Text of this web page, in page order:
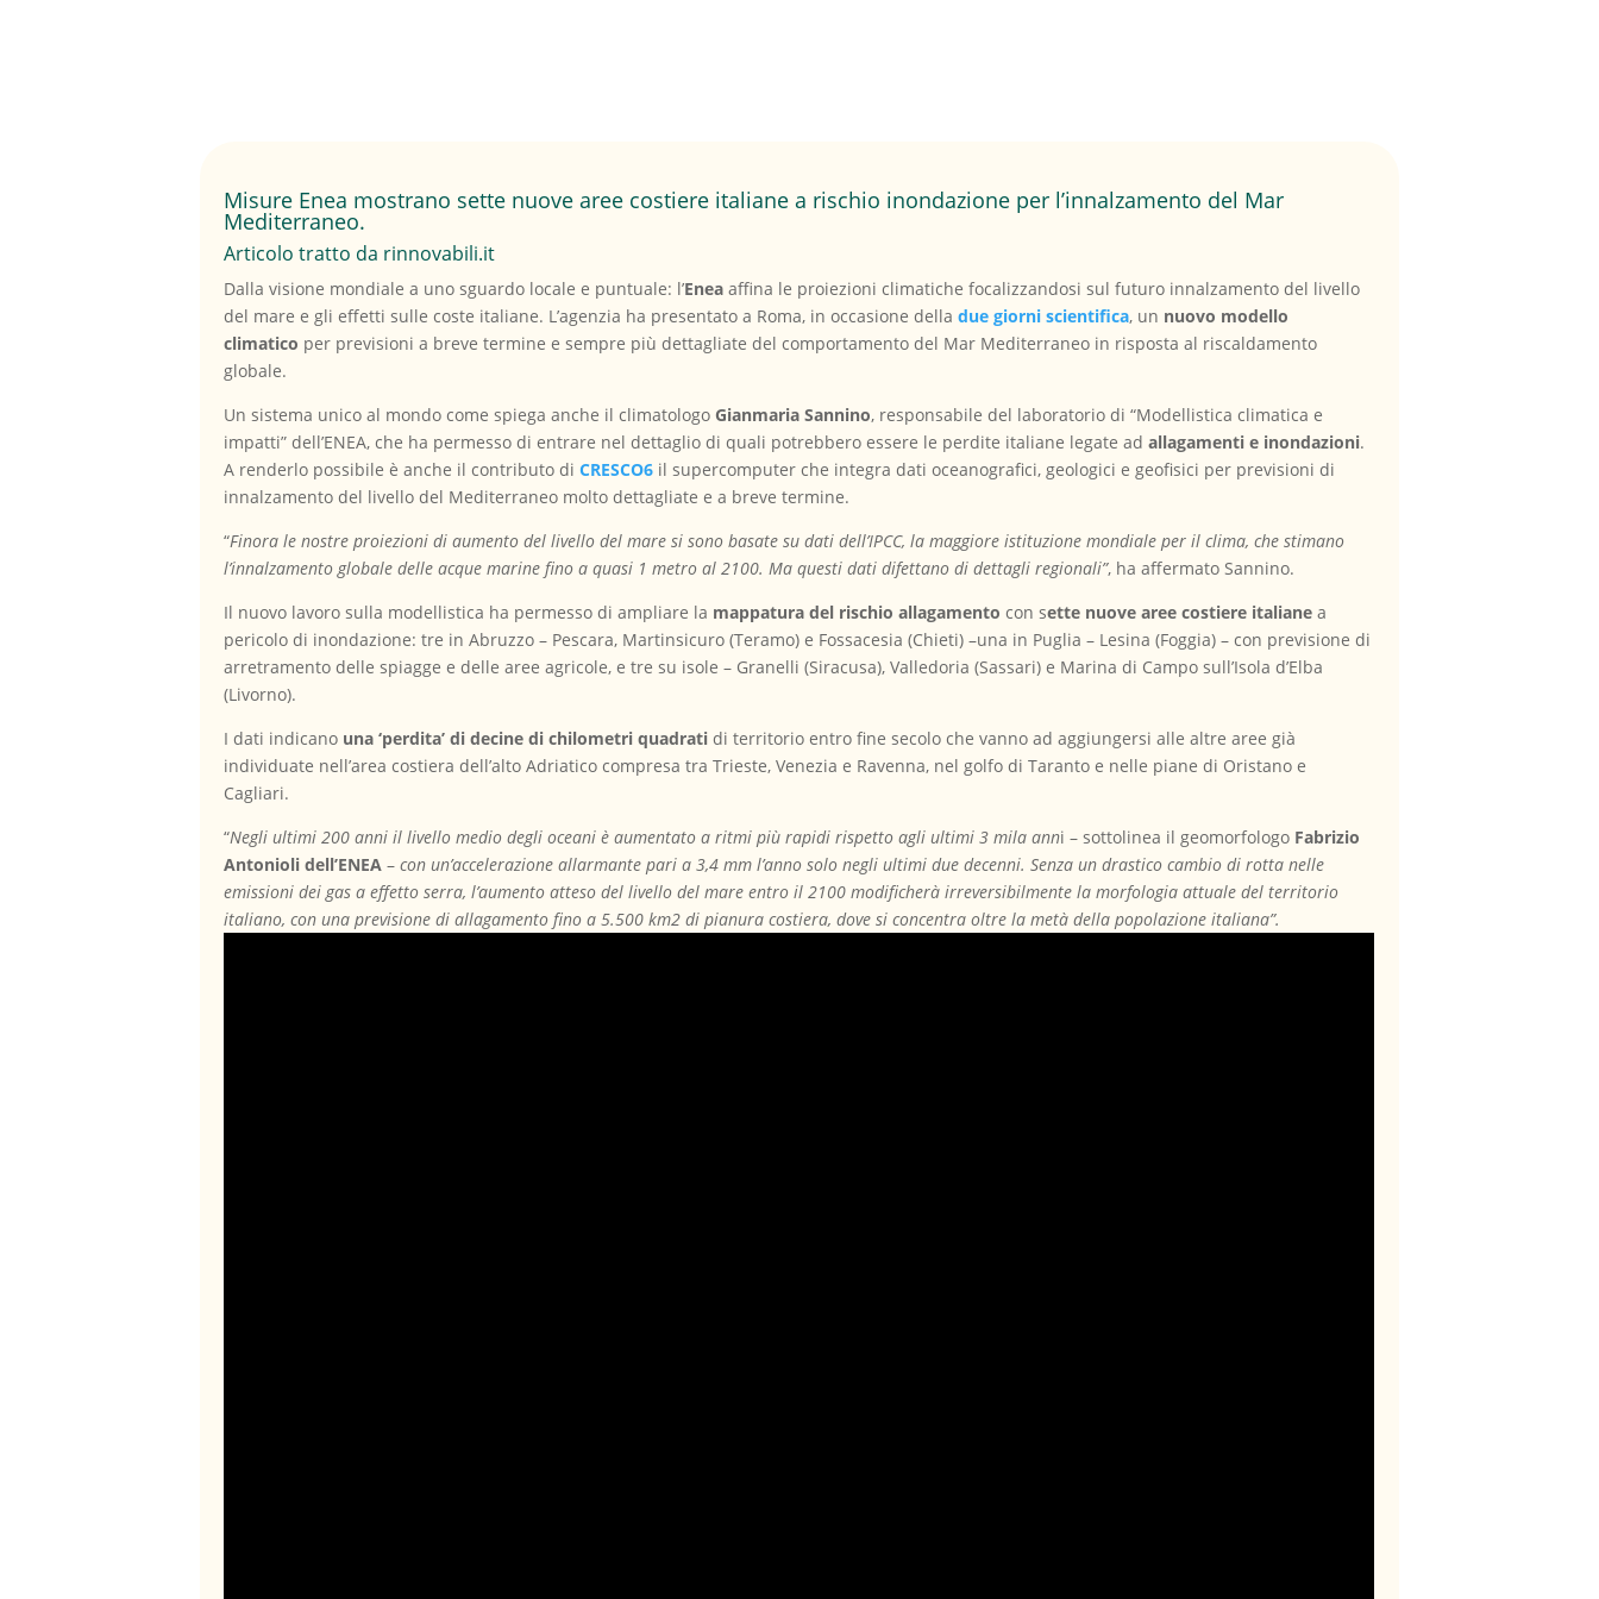
Misure Enea mostrano sette nuove aree costiere italiane a rischio inondazione per l’innalzamento del Mar
Mediterraneo.
Articolo tratto da rinnovabili.it
Dalla visione mondiale a uno sguardo locale e puntuale: l’Enea affina le proiezioni climatiche focalizzandosi sul futuro innalzamento del livello
del mare e gli effetti sulle coste italiane. L’agenzia ha presentato a Roma, in occasione delladue giorni scientifica, un nuovo modello
climatico per previsioni a breve termine e sempre più dettagliate del comportamento del Mar Mediterraneo in risposta al riscaldamento
globale.
Un sistema unico al mondo come spiega anche il climatologoGianmaria Sannino, responsabile del laboratorio di “Modellistica climatica e
impatti” dell’ENEA, che ha permesso di entrare nel dettaglio di quali potrebbero essere le perdite italiane legate adallagamenti e inondazioni.
A renderlo possibile è anche il contributo diCRESCO6 il supercomputer che integra dati oceanografici, geologici e geofisici per previsioni di
innalzamento del livello del Mediterraneo molto dettagliate e a breve termine.
“Finora le nostre proiezioni di aumento del livello del mare si sono basate su dati dell’IPCC, la maggiore istituzione mondiale per il clima, che stimano
l’innalzamento globale delle acque marine fino a quasi 1 metro al 2100. Ma questi dati difettano di dettagli regionali”, ha affermato Sannino.
Il nuovo lavoro sulla modellistica ha permesso di ampliare la mappatura del rischio allagamento con sette nuove aree costiere italiane a
pericolo di inondazione: tre in Abruzzo – Pescara, Martinsicuro (Teramo) e Fossacesia (Chieti) –una in Puglia – Lesina (Foggia) – con previsione di
arretramento delle spiagge e delle aree agricole, e tre su isole – Granelli (Siracusa), Valledoria (Sassari) e Marina di Campo sull’Isola d’Elba
(Livorno).
I dati indicano una ‘perdita’ di decine di chilometri quadrati di territorio entro fine secolo che vanno ad aggiungersi alle altre aree già
individuate nell’area costiera dell’alto Adriatico compresa tra Trieste, Venezia e Ravenna, nel golfo di Taranto e nelle piane di Oristano e
Cagliari.
“Negli ultimi 200 anni il livello medio degli oceani è aumentato a ritmi più rapidi rispetto agli ultimi 3 mila anni – sottolinea il geomorfologo Fabrizio
Antonioli dell’ENEA – con un’accelerazione allarmante pari a 3,4 mm l’anno solo negli ultimi due decenni. Senza un drastico cambio di rotta nelle
emissioni dei gas a effetto serra, l’aumento atteso del livello del mare entro il 2100 modificherà irreversibilmente la morfologia attuale del territorio
italiano, con una previsione di allagamento fino a 5.500 km2 di pianura costiera, dove si concentra oltre la metà della popolazione italiana”.